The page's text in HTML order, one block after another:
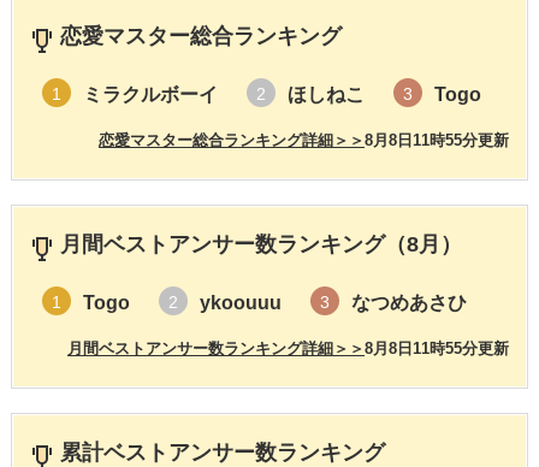
恋愛マスター総合ランキング
1 ミラクルボーイ 2 ほしねこ 3 Togo
8月8日11時55分更新
恋愛マスター総合ランキング詳細＞＞
月間ベストアンサー数ランキング（8月）
1 Togo 2 ykoouuu 3 なつめあさひ
8月8日11時55分更新
月間ベストアンサー数ランキング詳細＞＞
累計ベストアンサー数ランキング